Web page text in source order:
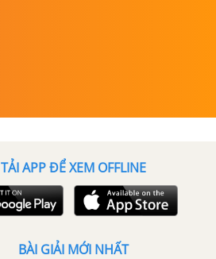
TẢI APP ĐỂ XEM OFFLINE
BÀI GIẢI MỚI NHẤT